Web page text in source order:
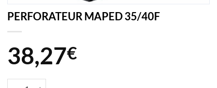
PERFORATEUR MAPED 35/40F
38,27€